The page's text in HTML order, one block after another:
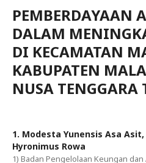
PEMBERDAYAAN
DALAM
DI KECAMATAN
KABUPATEN
NUSA TENGGARA
1. Modesta Yunensis Asa
Hyronimus Rowa
1) Badan Pengelolaan Keungan